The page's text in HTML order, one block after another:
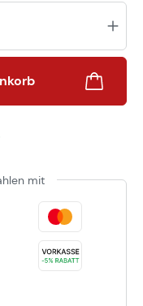
mit